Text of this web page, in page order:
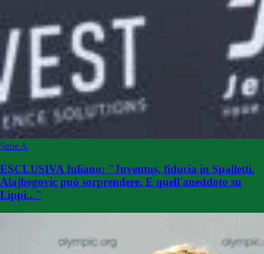
Serie A
ESCLUSIVA Iuliano: "Juventus, fiducia in Spalletti.
Alajbegovic può sorprendere. E quell'aneddoto su
Lippi..."